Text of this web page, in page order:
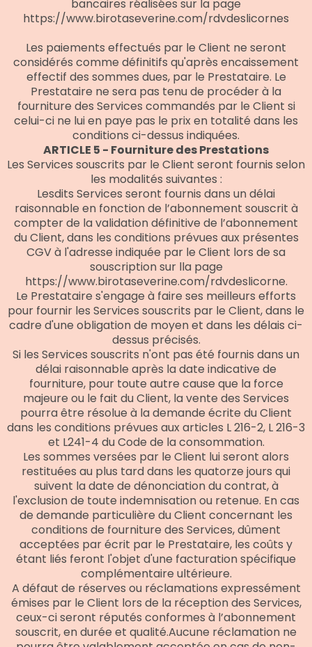
bancaires réalisées sur la page
https://www.birotaseverine.com/rdvdeslicornes
Les paiements effectués par le Client ne seront
considérés comme définitifs qu'après encaissement
effectif des sommes dues, par le Prestataire. Le
Prestataire ne sera pas tenu de procéder à la
fourniture des Services commandés par le Client si
celui-ci ne lui en paye pas le prix en totalité dans les
conditions ci-dessus indiquées.
ARTICLE 5 - Fourniture des Prestations
Les Services souscrits par le Client seront fournis selon
les modalités suivantes :
Lesdits Services seront fournis dans un délai
raisonnable en fonction de l’abonnement souscrit à
compter de la validation définitive de l’abonnement
du Client, dans les conditions prévues aux présentes
CGV à l'adresse indiquée par le Client lors de sa
souscription sur lla page
https://www.birotaseverine.com/rdvdeslicorne.
Le Prestataire s'engage à faire ses meilleurs efforts
pour fournir les Services souscrits par le Client, dans le
cadre d'une obligation de moyen et dans les délais ci-
dessus précisés.
Si les Services souscrits n'ont pas été fournis dans un
délai raisonnable après la date indicative de
fourniture, pour toute autre cause que la force
majeure ou le fait du Client, la vente des Services
pourra être résolue à la demande écrite du Client
dans les conditions prévues aux articles L 216-2, L 216-3
et L241-4 du Code de la consommation.
Les sommes versées par le Client lui seront alors
restituées au plus tard dans les quatorze jours qui
suivent la date de dénonciation du contrat, à
l'exclusion de toute indemnisation ou retenue. En cas
de demande particulière du Client concernant les
conditions de fourniture des Services, dûment
acceptées par écrit par le Prestataire, les coûts y
étant liés feront l'objet d'une facturation spécifique
complémentaire ultérieure.
A défaut de réserves ou réclamations expressément
émises par le Client lors de la réception des Services,
ceux-ci seront réputés conformes à l’abonnement
souscrit, en durée et qualité.Aucune réclamation ne